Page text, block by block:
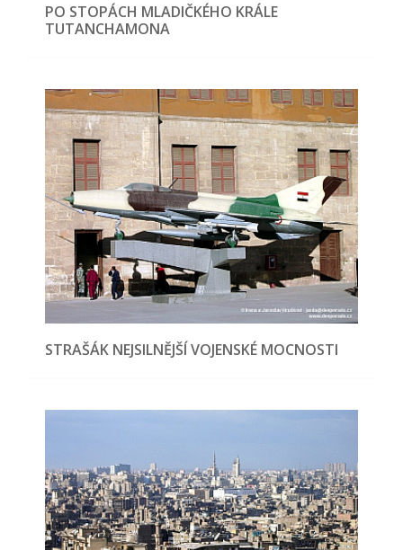
PO STOPÁCH MLADIČKÉHO KRÁLE
TUTANCHAMONA
STRAŠÁK NEJSILNĚJŠÍ VOJENSKÉ MOCNOSTI